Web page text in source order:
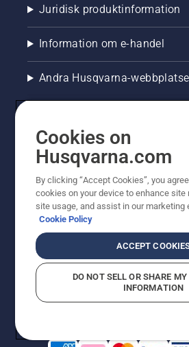
Juridisk produktinformation
Information om e-handel
Andra Husqvarna-
© Husqvarna AB (publ). All rights
som visas är rekommenderade
priser är rekommenderade
moms) om inte produkten är
CookiepolicyAnvändningsvillkor
Företagsinformation
Cookies on
Husqvarna.com
By clicking “Accept Cookies”, you
cookies on your device to enhance site
site usage, and assist in our marketing
Cookie Policy
ACCEPT
DO NOT SELL OR SHARE
INFORMATION